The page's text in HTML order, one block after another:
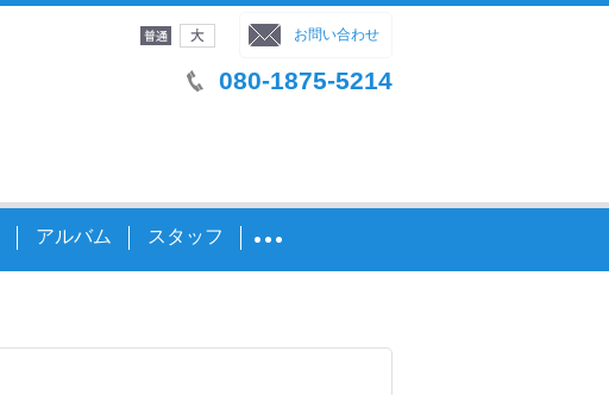
お問い合わせ
080-1875-5214
アルバム スタッフ